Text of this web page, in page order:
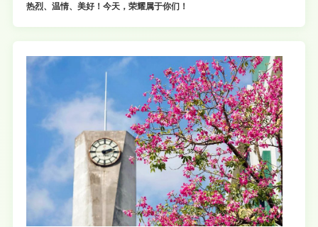
热烈、温情、美好！今天，荣耀属于你们！